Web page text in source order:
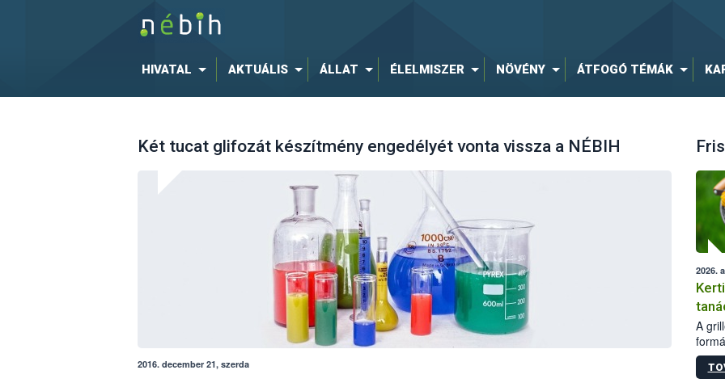
HIVATAL AKTUÁLIS ÁLLAT ÉLELMISZER NÖVÉNY ÁTFOGÓ TÉMÁK
Két tucat glifozát készítmény engedélyét vonta vissza a NÉBIH
2016. december 21, szerda
2026.
A